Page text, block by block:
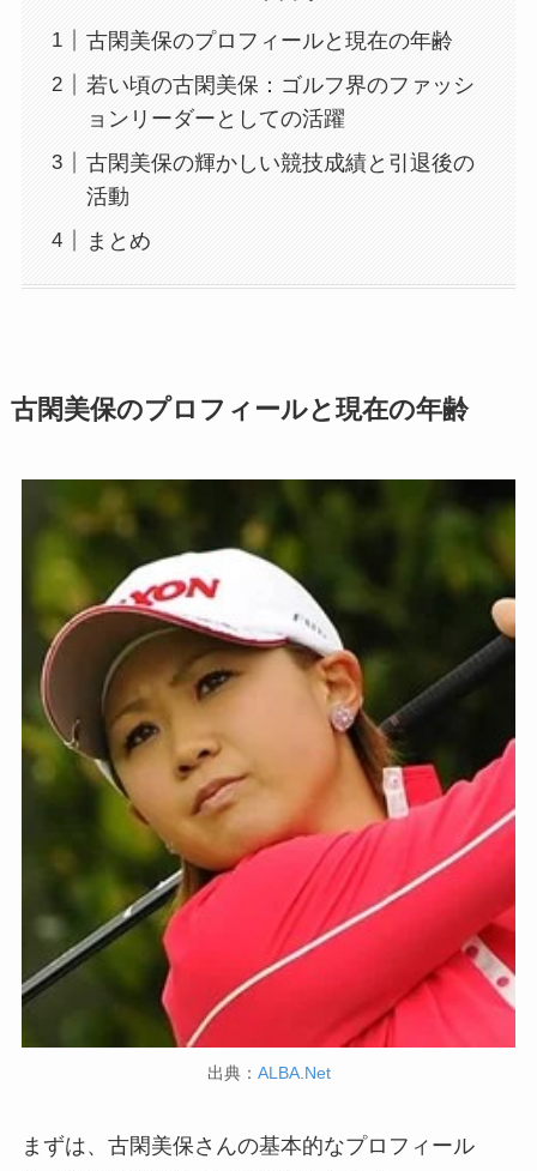
古閑美保のプロフィールと現在の年齢
若い頃の古閑美保：ゴルフ界のファッシ
ョンリーダーとしての活躍
古閑美保の輝かしい競技成績と引退後の
活動
まとめ
古閑美保のプロフィールと現在の年齢
出典： ALBA.Net
まずは、古閑美保さんの基本的なプロフィール